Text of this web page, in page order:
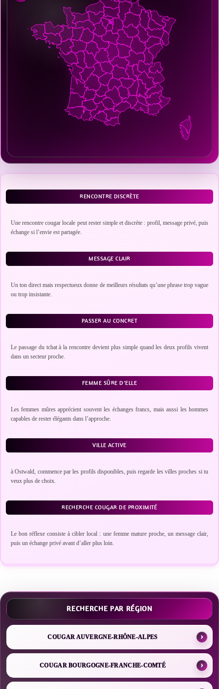
RENCONTRE DISCRÈTE
Une rencontre cougar locale peut rester simple et discrète : profil, message privé, puis
échange si l’envie est partagée.
MESSAGE CLAIR
Un ton direct mais respectueux donne de meilleurs résultats qu’une phrase trop vague
ou trop insistante.
PASSER AU CONCRET
Le passage du tchat à la rencontre devient plus simple quand les deux profils vivent
dans un secteur proche.
FEMME SÛRE D’ELLE
Les femmes mûres apprécient souvent les échanges francs, mais aussi les hommes
capables de rester élégants dans l’approche.
VILLE ACTIVE
à Ostwald, commence par les profils disponibles, puis regarde les villes proches si tu
veux plus de choix.
RECHERCHE COUGAR DE PROXIMITÉ
Le bon réflexe consiste à cibler local : une femme mature proche, un message clair,
puis un échange privé avant d’aller plus loin.
RECHERCHE PAR RÉGION
COUGAR AUVERGNE-RHÔNE-ALPES
COUGAR BOURGOGNE-FRANCHE-COMTÉ